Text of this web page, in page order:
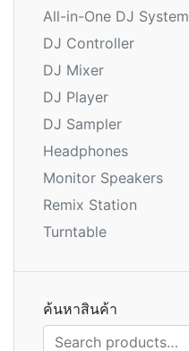
All-in-One DJ System
DJ Controller
DJ Mixer
DJ Player
DJ Sampler
Headphones
Monitor Speakers
Remix Station
Turntable
ค้นหาสินค้า
ค้นหา: